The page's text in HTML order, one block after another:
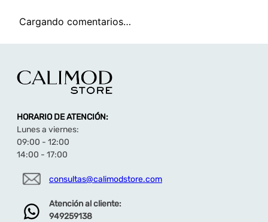
Cargando comentarios…
HORARIO DE ATENCIÓN:
Lunes a viernes:
09:00 - 12:00
14:00 - 17:00
consultas@calimodstore.com
Atención al cliente:
949259138